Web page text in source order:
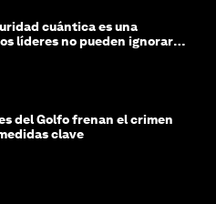
cuántica es una
líderes no pueden ignorar
del Golfo frenan el crimen
clave